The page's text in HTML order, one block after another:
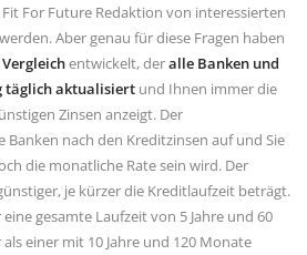
For Future Redaktion von interessierten
Aber genau für diese Fragen haben
entwickelt, deralle Banken und
täglich aktualisiert und Ihnen immer die
Zinsen anzeigt. Der
Banken nach den Kreditzinsen auf und Sie
die monatliche Rate sein wird. Der
je kürzer die Kreditlaufzeit beträgt.
gesamte Laufzeit von 5 Jahre und 60
einer mit 10 Jahre und 120 Monate